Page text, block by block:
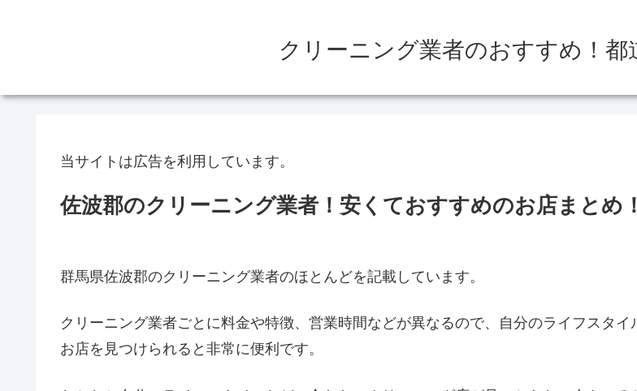
クリーニング業者のおすすめ！都
当サイトは広告を利用しています。
佐波郡のクリーニング業者！安くておすすめのお店まとめ！
群馬県佐波郡のクリーニング業者のほとんどを記載しています。
クリーニング業者ごとに料金や特徴、営業時間などが異なるので、自分のライフスタイ
お店を見つけられると非常に便利です。